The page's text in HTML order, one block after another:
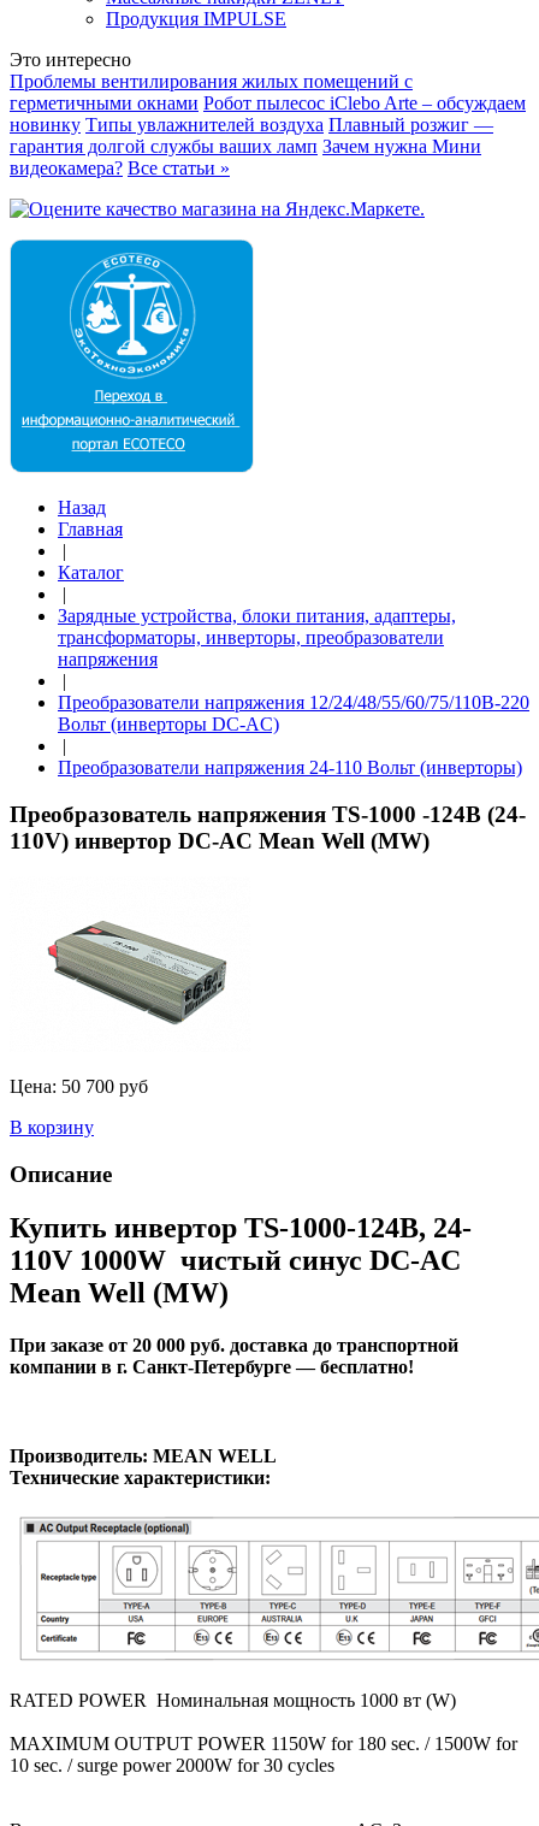
Продукция IMPULSE
Это интересно
Проблемы вентилирования жилых помещений с
герметичными окнами Робот пылесос iClebo Arte – обсуждаем
новинку Типы увлажнителей воздуха Плавный розжиг —
гарантия долгой службы ваших ламп Зачем нужна Мини
видеокамера? Все статьи »
Назад
Главная
|
Каталог
|
Зарядные устройства, блоки питания, адаптеры,
трансформаторы, инверторы, преобразователи
напряжения
|
Преобразователи напряжения 12/24/48/55/60/75/110В-220
Вольт (инверторы DC-AC)
|
Преобразователи напряжения 24-110 Вольт (инверторы)
Преобразователь напряжения TS-1000 -124B (24-
110V) инвертор DC-AC Mean Well (MW)
Цена: 50 700 руб
В корзину
Описание
Купить инвертор TS-1000-124B, 24-
110V 1000W чистый синус DC-AC
Mean Well (MW)
При заказе от 20 000 руб. доставка до транспортной
компании в г. Санкт-Петербурге — бесплатно!
Производитель: MEAN WELL
Технические характеристики:
RATED POWER Номинальная мощность 1000 вт (W)
MAXIMUM OUTPUT POWER 1150W for 180 sec. / 1500W for
10 sec. / surge power 2000W for 30 cycles